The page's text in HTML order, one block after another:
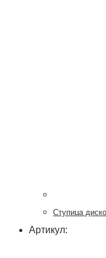
Ступица
Артикул: